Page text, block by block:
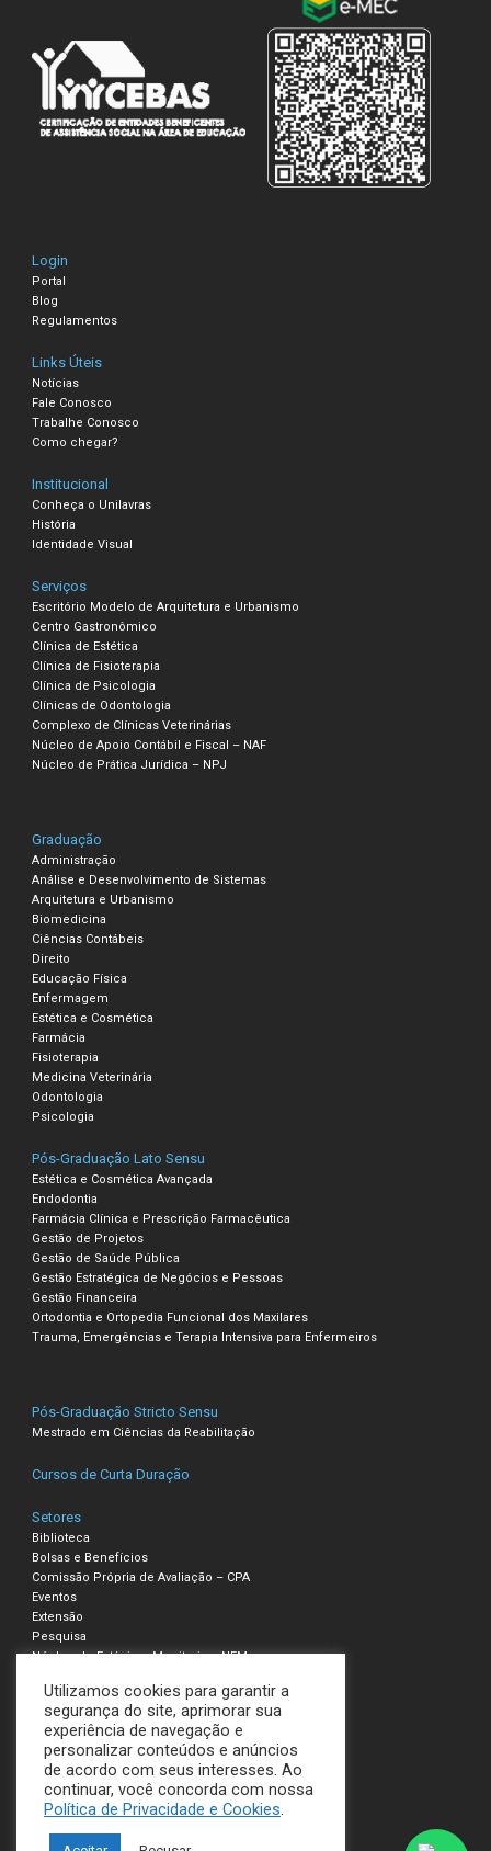
Login
Portal
Blog
Regulamentos
Links Úteis
Notícias
Fale Conosco
Trabalhe Conosco
Como chegar?
Institucional
Conheça o Unilavras
História
Identidade Visual
Serviços
Escritório Modelo de Arquitetura e Urbanismo
Centro Gastronômico
Clínica de Estética
Clínica de Fisioterapia
Clínica de Psicologia
Clínicas de Odontologia
Complexo de Clínicas Veterinárias
Núcleo de Apoio Contábil e Fiscal – NAF
Núcleo de Prática Jurídica – NPJ
Graduação
Administração
Análise e Desenvolvimento de Sistemas
Arquitetura e Urbanismo
Biomedicina
Ciências Contábeis
Direito
Educação Física
Enfermagem
Estética e Cosmética
Farmácia
Fisioterapia
Medicina Veterinária
Odontologia
Psicologia
Pós-Graduação Lato Sensu
Estética e Cosmética Avançada
Endodontia
Farmácia Clínica e Prescrição Farmacêutica
Gestão de Projetos
Gestão de Saúde Pública
Gestão Estratégica de Negócios e Pessoas
Gestão Financeira
Ortodontia e Ortopedia Funcional dos Maxilares
Trauma, Emergências e Terapia Intensiva para Enfermeiros
Pós-Graduação Stricto Sensu
Mestrado em Ciências da Reabilitação
Cursos de Curta Duração
Setores
Biblioteca
Bolsas e Benefícios
Comissão Própria de Avaliação – CPA
Eventos
Extensão
Pesquisa
Núcleo de Estágio e Monitoria – NEM
Compliance – Ouvidoria
Política de Privacidade e Cookies
Termos de Uso
UNILAVRAS
Utilizamos cookies para garantir a
segurança do site, aprimorar sua
experiência de navegação e
personalizar conteúdos e anúncios
de acordo com seus interesses. Ao
continuar, você concorda com nossa
Política de Privacidade e Cookies.